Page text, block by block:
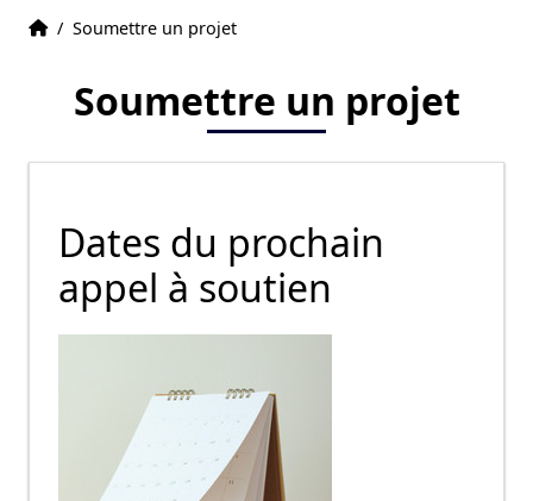
Accueil
Accueil
/ Soumettre un projet
Soumettre un projet
Dates du prochain
appel à soutien